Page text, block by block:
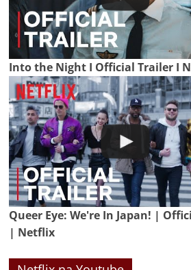
Into the Night I Official Trailer I
Queer Eye: We're In Japan! |
| Netflix